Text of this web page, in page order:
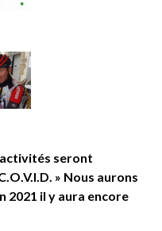
seront
» Nous aurons
2021 il y aura encore